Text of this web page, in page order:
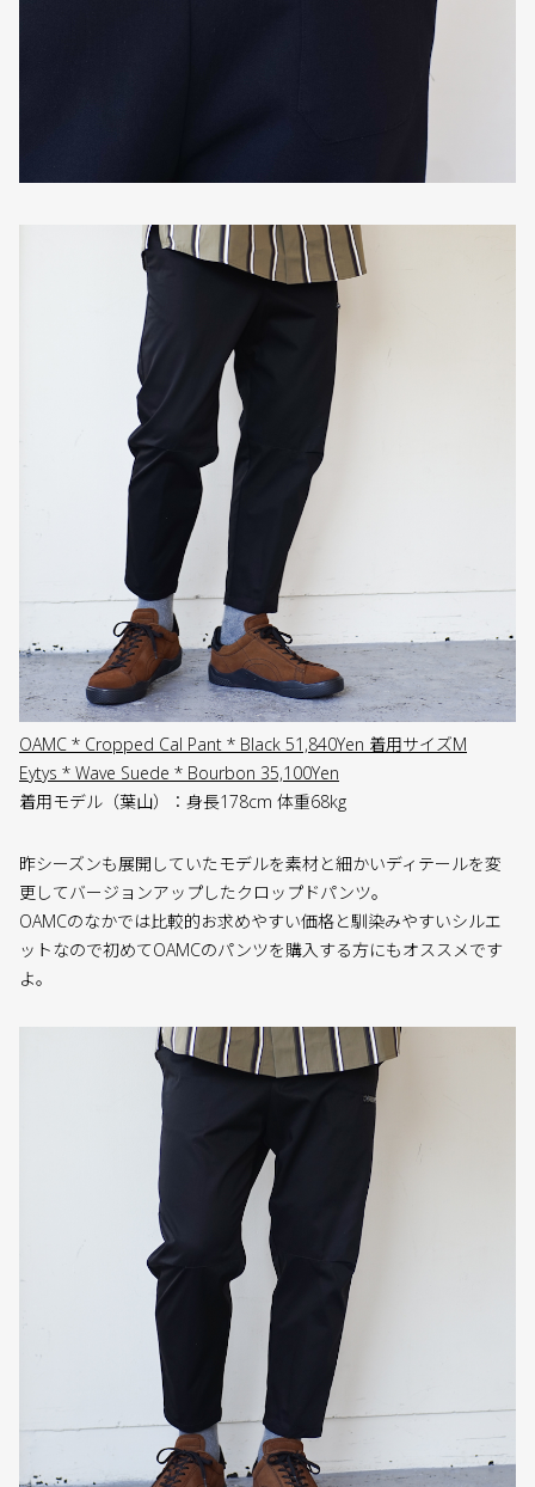
OAMC * Cropped Cal Pant * Black 51,840Yen 着用サイズM
Eytys * Wave Suede * Bourbon 35,100Yen
着用モデル（葉山）：身長178cm 体重68kg
昨シーズンも展開していたモデルを素材と細かいディテールを変
更してバージョンアップしたクロップドパンツ。
OAMCのなかでは比較的お求めやすい価格と馴染みやすいシルエ
ットなので初めてOAMCのパンツを購入する方にもオススメです
よ。